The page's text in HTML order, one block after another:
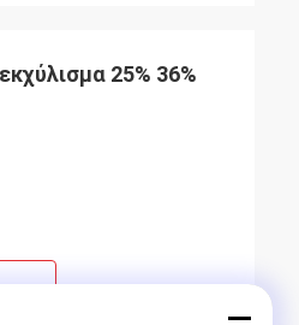
25% 36%